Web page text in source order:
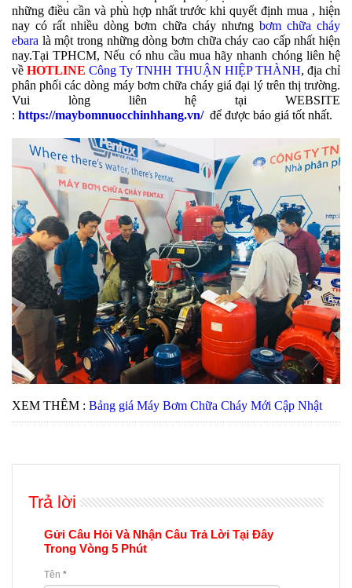
những điều cần và phù hợp nhất trước khi quyết định mua , hiện
nay có rất nhiều dòng bơm chữa cháy nhưng bơm chữa cháy
ebara là một trong những dòng bơm chữa cháy cao cấp nhất hiện
nay.Tại TPHCM, Nếu có nhu cầu mua hãy nhanh chóng liên hệ
vềHOTLINE Công Ty TNHH THUẬN HIỆP THÀNH, địa chỉ
phân phối các dòng máy bơm chữa cháy giá đại lý trên thị trường.
Vui lòng liên hệ tại WEBSITE
: https://maybomnuocchinhhang.vn/để được báo giá tốt nhất.
XEM THÊM : Bảng giá Máy Bơm Chữa Cháy Mới Cập Nhật
Trả lời
Gửi Câu Hỏi Và Nhận Câu Trả Lời Tại Đây
Trong Vòng 5 Phút
Tên *